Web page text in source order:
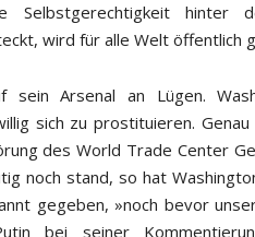
Selbstgerechtigkeit hinter
wird für alle Welt öffentlich
Arsenal an Lügen.
sich zu prostituieren.
des World Trade Center
noch stand, so hat
gegeben, »noch bevor
bei seiner